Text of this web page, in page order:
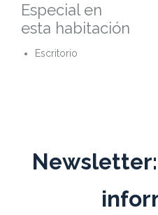
Especial en
esta habitación
Escritorio